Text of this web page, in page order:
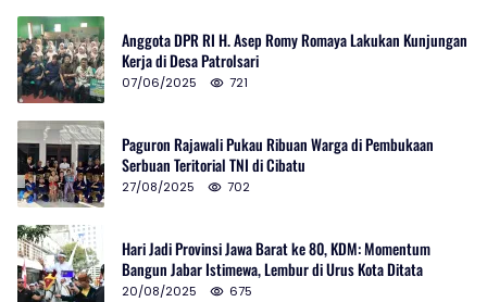
Anggota DPR RI H. Asep Romy Romaya Lakukan Kunjungan
Kerja di Desa Patrolsari
07/06/2025 721
Paguron Rajawali Pukau Ribuan Warga di Pembukaan
Serbuan Teritorial TNI di Cibatu
27/08/2025 702
Hari Jadi Provinsi Jawa Barat ke 80, KDM: Momentum
Bangun Jabar Istimewa, Lembur di Urus Kota Ditata
20/08/2025 675